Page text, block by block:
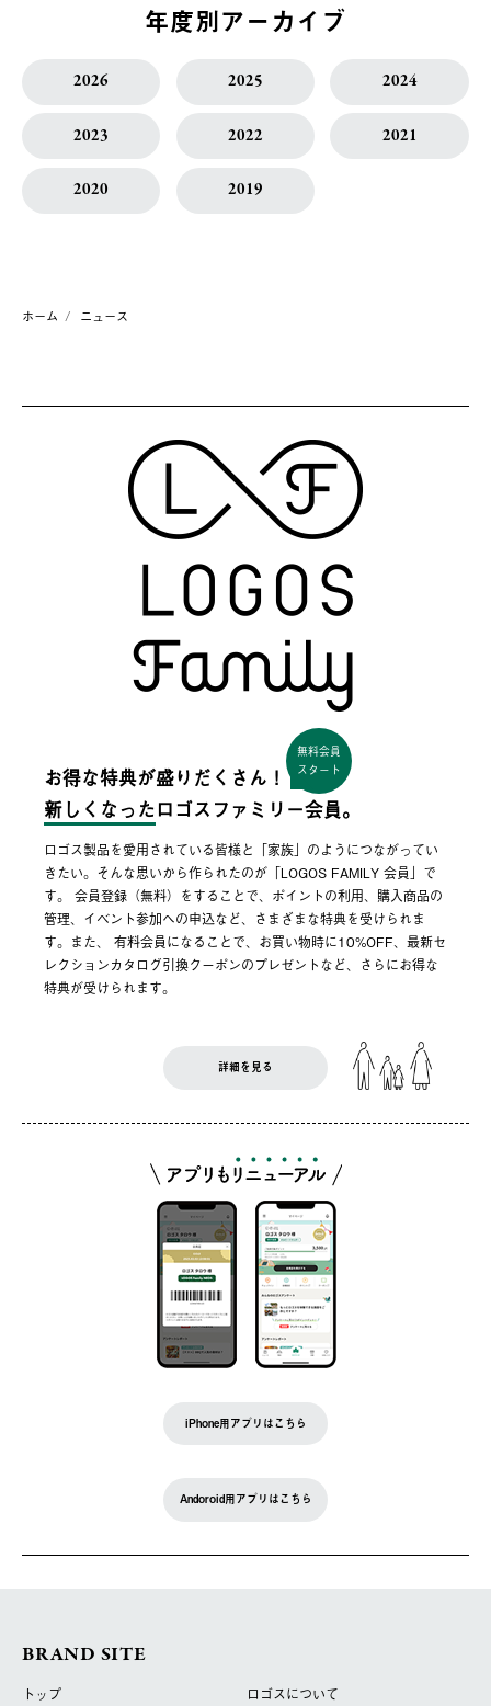
年度別アーカイブ
2026 2025 2024
2023 2022 2021
2020 2019
ホーム ニュース
お得な特典が盛りだくさん！
無料会員
スタート
新しくなった ロゴスファミリー会員。
ロゴス製品を愛用されている皆様と「家族」のようにつながってい
きたい。そんな思いから作られたのが「LOGOS FAMILY 会員」で
す。 会員登録（無料）をすることで、ポイントの利用、購入商品の
管理、イベント参加への申込など、さまざまな特典を受けられま
す。また、 有料会員になることで、お買い物時に10%OFF、最新セ
レクションカタログ引換クーポンのプレゼントなど、さらにお得な
特典が受けられます。
詳細を見る
iPhone用アプリはこちら
Andoroid用アプリはこちら
BRAND SITE
トップ
ロゴスについて